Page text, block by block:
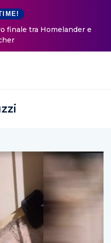
finale tra Homelander e